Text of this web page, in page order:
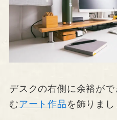
デスクの右側に余裕が
むアート作品 を飾りまし